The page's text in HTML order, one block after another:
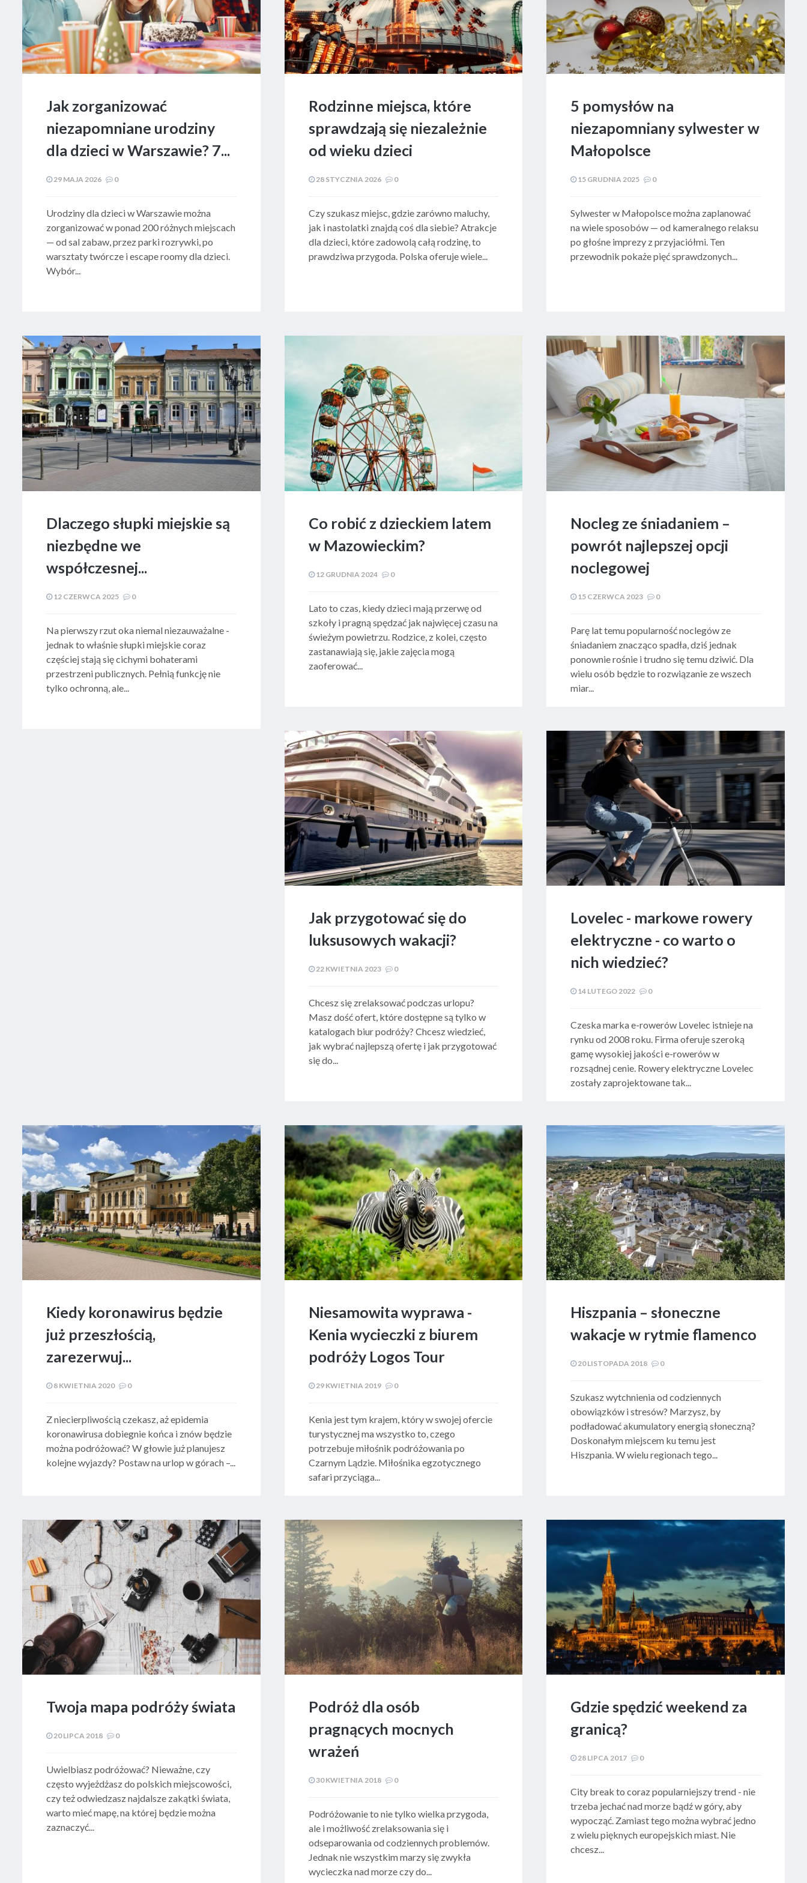
Jak zorganizować
niezapomniane urodziny
dla dzieci w Warszawie? 7...
29 MAJA 2026 0
​Urodziny dla dzieci w Warszawie można
zorganizować w ponad 200 różnych miejscach
— od sal zabaw, przez parki rozrywki, po
warsztaty twórcze i escape roomy dla dzieci.
Wybór...
Rodzinne miejsca, które
sprawdzają się niezależnie
od wieku dzieci
28 STYCZNIA 2026 0
​Czy szukasz miejsc, gdzie zarówno maluchy,
jak i nastolatki znajdą coś dla siebie? Atrakcje
dla dzieci, które zadowolą całą rodzinę, to
prawdziwa przygoda. Polska oferuje wiele...
5 pomysłów na
niezapomniany sylwester w
Małopolsce
15 GRUDNIA 2025 0
Sylwester w Małopolsce można zaplanować
na wiele sposobów — od kameralnego relaksu
po głośne imprezy z przyjaciółmi. Ten
przewodnik pokaże pięć sprawdzonych...
Dlaczego słupki miejskie są
niezbędne we
współczesnej...
12 CZERWCA 2025 0
Na pierwszy rzut oka niemal niezauważalne -
jednak to właśnie słupki miejskie coraz
częściej stają się cichymi bohaterami
przestrzeni publicznych. Pełnią funkcję nie
tylko ochronną, ale...
Co robić z dzieckiem latem
w Mazowieckim?
12 GRUDNIA 2024 0
Lato to czas, kiedy dzieci mają przerwę od
szkoły i pragną spędzać jak najwięcej czasu na
świeżym powietrzu. Rodzice, z kolei, często
zastanawiają się, jakie zajęcia mogą
zaoferować...
Nocleg ze śniadaniem –
powrót najlepszej opcji
noclegowej
15 CZERWCA 2023 0
Parę lat temu popularność noclegów ze
śniadaniem znacząco spadła, dziś jednak
ponownie rośnie i trudno się temu dziwić. Dla
wielu osób będzie to rozwiązanie ze wszech
miar...
Jak przygotować się do
luksusowych wakacji?
22 KWIETNIA 2023 0
Chcesz się zrelaksować podczas urlopu?
Masz dość ofert, które dostępne są tylko w
katalogach biur podróży? Chcesz wiedzieć,
jak wybrać najlepszą ofertę i jak przygotować
się do...
Lovelec - markowe rowery
elektryczne - co warto o
nich wiedzieć?
14 LUTEGO 2022 0
Czeska marka e-rowerów Lovelec istnieje na
rynku od 2008 roku. Firma oferuje szeroką
gamę wysokiej jakości e-rowerów w
rozsądnej cenie. Rowery elektryczne Lovelec
zostały zaprojektowane tak...
Kiedy koronawirus będzie
już przeszłością,
zarezerwuj...
8 KWIETNIA 2020 0
​ Z niecierpliwością czekasz, aż epidemia
koronawirusa dobiegnie końca i znów będzie
można podróżować? W głowie już planujesz
kolejne wyjazdy? Postaw na urlop w górach –...
Niesamowita wyprawa -
Kenia wycieczki z biurem
podróży Logos Tour
29 KWIETNIA 2019 0
​ Kenia jest tym krajem, który w swojej ofercie
turystycznej ma wszystko to, czego
potrzebuje miłośnik podróżowania po
Czarnym Lądzie. Miłośnika egzotycznego
safari przyciąga...
Hiszpania – słoneczne
wakacje w rytmie flamenco
20 LISTOPADA 2018 0
​ Szukasz wytchnienia od codziennych
obowiązków i stresów? Marzysz, by
podładować akumulatory energią słoneczną?
Doskonałym miejscem ku temu jest
Hiszpania. W wielu regionach tego...
Twoja mapa podróży świata
20 LIPCA 2018 0
​ Uwielbiasz podróżować? Nieważne, czy
często wyjeżdżasz do polskich miejscowości,
czy też odwiedzasz najdalsze zakątki świata,
warto mieć mapę, na której będzie można
zaznaczyć...
Podróż dla osób
pragnących mocnych
wrażeń
30 KWIETNIA 2018 0
Podróżowanie to nie tylko wielka przygoda,
ale i możliwość zrelaksowania się i
odseparowania od codziennych problemów.
Jednak nie wszystkim marzy się zwykła
wycieczka nad morze czy do...
Gdzie spędzić weekend za
granicą?
28 LIPCA 2017 0
​ City break to coraz popularniejszy trend - nie
trzeba jechać nad morze bądź w góry, aby
wypocząć. Zamiast tego można wybrać jedno
z wielu pięknych europejskich miast. Nie
chcesz...